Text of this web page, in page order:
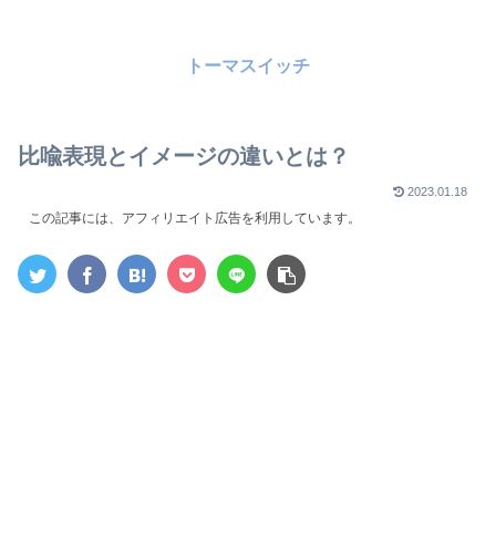
トーマスイッチ
比喩表現とイメージの違いとは？
2023.01.18
この記事には、アフィリエイト広告を利用しています。